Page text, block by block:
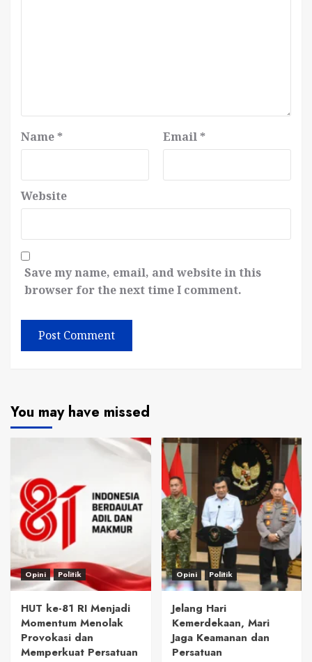
Name * Email *
Website
Save my name, email, and website in this
browser for the next time I comment.
You may have missed
Opini Politik
HUT ke-81 RI Menjadi
Momentum Menolak
Provokasi dan
Memperkuat Persatuan
Opini Politik
Jelang Hari
Kemerdekaan, Mari
Jaga Keamanan dan
Persatuan